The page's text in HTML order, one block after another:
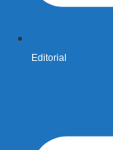
Editorial